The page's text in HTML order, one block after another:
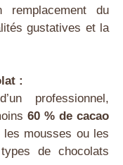
remplacement du
gustatives et la
:
professionnel,
60 % de cacao
mousses ou les
de chocolats